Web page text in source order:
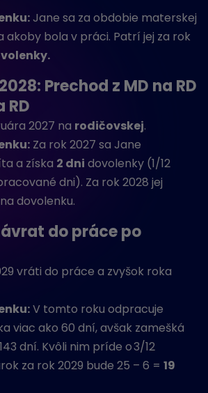
Jane sa za obdobie materskej
bola v práci. Patrí jej za rok
Prechod z MD na RD
RD
2027 na rodičovskej.
Za rok 2027 sa Jane
a získa 2 dni dovolenky (1/12
dni). Za rok 2028 jej
dovolenku.
do práce po
vráti do práce a zvyšok roka
V tomto roku odpracuje
viac ako 60 dní, avšak zamešká
dní. Kvôli nim príde o 3/12
za rok 2029 bude 25 – 6 = 19